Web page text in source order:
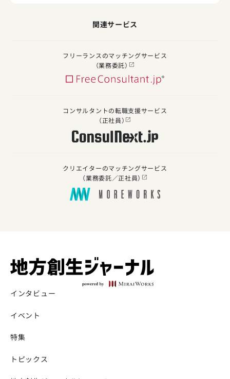
関連サービス
フリーランスのマッチングサービス
（業務委託）
コンサルタントの転職支援サービス
（正社員）
クリエイターのマッチングサービス
（業務委託／正社員）
インタビュー
イベント
特集
トピックス